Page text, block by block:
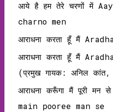
आये है हम तेरे चरणों में
charno men
आराधना करता हूँ मैं
आराधना करता हूँ मैं
(प्रमुख गायक: अनिल कांत,
आराधना करूँगा मैं पूरी मन
main pooree man se